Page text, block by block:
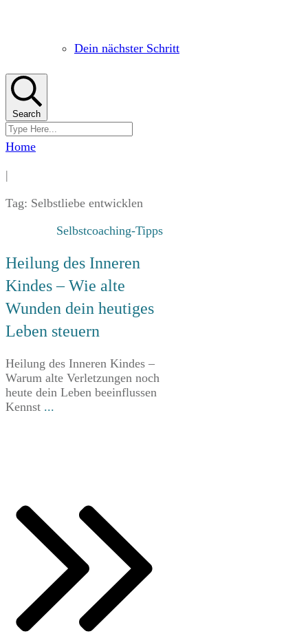
Dein nächster Schritt
Search
Home
|
Tag: Selbstliebe entwicklen
Selbstcoaching-Tipps
Heilung des Inneren
Kindes – Wie alte
Wunden dein heutiges
Leben steuern
Heilung des Inneren Kindes –
Warum alte Verletzungen noch
heute dein Leben beeinflussen
Kennst ...